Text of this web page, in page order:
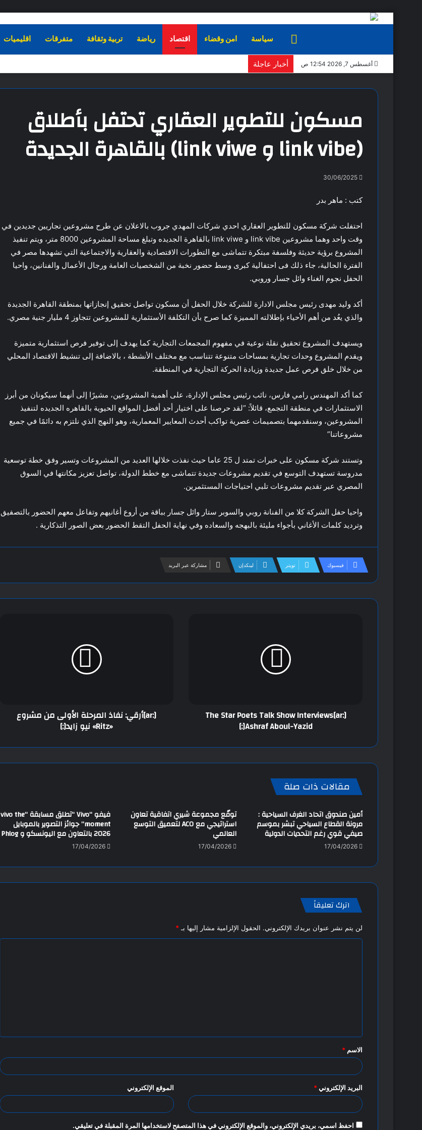
الرئيسيةسياسة امن وقضاء اقتصاد رياضة تربية وثقافة متفرقات اقليميات
أغسطس 7, 2026 12:54 ص أخبار عاجلة
مسكون للتطوير العقاري تحتفل بأطلاق
(link vibe و link viwe) بالقاهرة الجديدة
30/06/2025
كتب : ماهر بدر
احتفلت شركة مسكون للتطوير العقاري احدي شركات المهدي جروب بالاعلان عن طرح مشروعين تجاريين جديدين في
وقت واحد وهما مشروعين link vibe و link viwe بالقاهرة الجديده وتبلغ مساحة المشروعين 8000 متر، ويتم تنفيذ
المشروع برؤية حديثة وفلسفة مبتكرة تتماشى مع التطورات الاقتصادية والعقارية والاجتماعية التي تشهدها مصر في
الفترة الحالية، جاء ذلك فى احتفالية كبرى وسط حضور نخبة من الشخصيات العامة ورجال الأعمال والفنانين، واحيا
الحفل نجوم الغناء وائل جسار وروبي.
أكد وليد مهدى رئيس مجلس الادارة للشركة خلال الحفل أن مسكون تواصل تحقيق إنجازاتها بمنطقة القاهرة الجديدة
والذي يعُد من أهم الأحياء بإطلالته المميزة كما صرح بأن التكلفة الأستثمارية للمشروعين تتجاوز 4 مليار جنية مصري.
ويستهدف المشروع تحقيق نقلة نوعية في مفهوم المجمعات التجارية كما يهدف إلى توفير فرص استثمارية متميزة
ويقدم المشروع وحدات تجارية بمساحات متنوعة تتناسب مع مختلف الأنشطة ، بالاضافة إلى تنشيط الاقتصاد المحلي
من خلال خلق فرص عمل جديدة وزيادة الحركة التجارية في المنطقة.
كما أكد المهندس رامي فارس، نائب رئيس مجلس الإدارة، على أهمية المشروعين، مشيرًا إلى أنهما سيكونان من أبرز
الاستثمارات في منطقة التجمع، قائلاً: “لقد حرصنا على اختيار أحد أفضل المواقع الحيوية بالقاهره الجديده لتنفيذ
المشروعين، وسنقدمهما بتصميمات عصرية تواكب أحدث المعايير المعمارية، وهو النهج الذي نلتزم به دائمًا في جميع
مشروعاتنا”
وتستند شركة مسكون على خبرات تمتد ل 25 عاما حيث نفذت خلالها العديد من المشروعات وتسير وفق خطة توسعية
مدروسة تستهدف التوسع في تقديم مشروعات جديدة تتماشى مع خطط الدولة، تواصل تعزيز مكانتها في السوق
المصري عبر تقديم مشروعات تلبي احتياجات المستثمرين.
واحيا حفل الشركة كلا من الفنانة روبي والسوبر ستار وائل جسار بباقة من أروع أغانيهم وتفاعل معهم الحضور بالتصفيق
وترديد كلمات الأغاني بأجواء مليئة بالبهجه والسعاده وفي نهاية الحفل التقط الحضور بعض الصور التذكارية .
فيسبوك تويتر لينكدإن مشاركة عبر البريد
[:ar]The Star Poets Talk Show Interviews
Ashraf Aboul-Yazid[:]
[:ar]أرقي: نفاذ المرحلة الأولى من مشروع
«Ritz» نيو زايد[:]
مقالات ذات صلة
أمين صندوق اتحاد الغرف السياحية :
مرونة القطاع السياحي تبشر بموسم
صيفي قوي رغم التحديات الدولية
17/04/2026
توقّع مجموعة شيري اتفاقية تعاون
استراتيجي مع ACO لتعميق التوسع
العالمي
17/04/2026
فيفو “Vivo “تطلق مسابقة “vivo the
moment” جوائز التصوير بالموبايل
2026 بالتعاون مع اليونسكو و Phlog
17/04/2026
اترك تعليقاً
لن يتم نشر عنوان بريدك الإلكتروني. الحقول الإلزامية مشار إليها بـ *
ق
*
الاسم *
البريد الإلكتروني * الموقع الإلكتروني
احفظ اسمي، بريدي الإلكتروني، والموقع الإلكتروني في هذا المتصفح لاستخدامها المرة المقبلة في تعليقي.